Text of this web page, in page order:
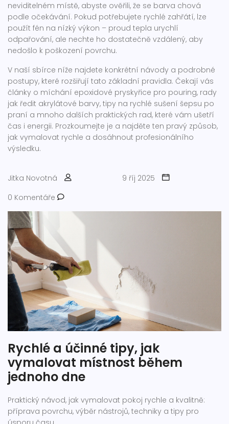
neviditelném místě, abyste ověřili, že se barva chová
podle očekávání. Pokud potřebujete rychlé zahřátí, lze
použít fén na nízký výkon – proud tepla urychlí
odpařování, ale nechte ho dostatečně vzdálený, aby
nedošlo k poškození povrchu.
V naší sbírce níže najdete konkrétní návody a podrobné
postupy, které rozšiřují tato základní pravidla. Čekají vás
články o míchání epoxidové pryskyřice pro pouring, rady
jak ředit akrylátové barvy, tipy na rychlé sušení šepsu po
praní a mnoho dalších praktických rad, které vám ušetří
čas i energii. Prozkoumejte je a najděte ten pravý způsob,
jak vymalovat rychle a dosáhnout profesionálního
výsledku.
Jitka Novotná
9 říj 2025
0 Komentáře
Rychlé a účinné tipy, jak
vymalovat místnost během
jednoho dne
Praktický návod, jak vymalovat pokoj rychle a kvalitně:
příprava povrchu, výběr nástrojů, techniky a tipy pro